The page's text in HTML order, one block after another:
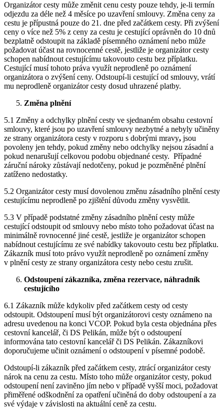
Organizátor cesty může změnit cenu cesty pouze tehdy, je-li termín
odjezdu za déle než 4 měsíce po uzavření smlouvy. Změna ceny za
cestu je přípustná pouze do 21. dne před začátkem cesty. Při zvýšení
ceny o více než 5% z ceny za cestu je cestující oprávněn do 10 dnů
bezplatně odstoupit na základě písemného oznámení nebo může
požadovat účast na rovnocenné cestě, jestliže je organizátor cesty
schopen nabídnout cestujícímu takovouto cestu bez příplatku.
Cestující musí tohoto práva využít neprodleně po oznámení
organizátora o zvýšení ceny. Odstoupí-li cestující od smlouvy, vrátí
mu neprodleně organizátor cesty dosud uhrazené platby.
Změna plnění
5.1 Změny a odchylky plnění cesty ve sjednaném obsahu cestovní
smlouvy, které jsou po uzavření smlouvy nezbytné a nebyly učiněny
ze strany organizátora cesty v rozporu s dobrými mravy, jsou
povoleny jen tehdy, pokud změny nebo odchylky nejsou zásadní a
pokud nenarušují celkovou podobu objednané cesty. Případné
záruční nároky zůstávají nedotčeny, pokud je pozměněné plnění
zatíženo nedostatky.
5.2 Organizátor cesty musí dovolenou změnu zásadního plnění cesty
cestujícímu neprodleně po zjištění důvodu změny vysvětlit.
5.3 V případě podstatné změny zásadního plnění cesty může
cestující odstoupit od smlouvy nebo místo toho požadovat účast na
minimálně rovnocenné jiné cestě, jestliže je organizátor schopen
nabídnout cestujícímu ze své nabídky takovouto cestu bez příplatku.
Zákazník musí toto právo využít neprodleně po oznámení změny
v plnění cesty ze strany organizátora cesty nebo cestu zrušit.
Odstoupení zákazníka, změna rezervace, náhradník
cestujícího
6.1 Zákazník může kdykoliv před začátkem cesty od cesty
odstoupit. Odstoupení musí být organizátorovi cesty oznámeno na
adresu uvedenou na konci VCOP. Pokud byla cesta objednána přes
cestovní kancelář, či DS Pelikán, může být o odstoupení
informována tato cestovní kancelář či DS Pelikán. Zákazníkovi
doporučujeme učinit oznámení o odstoupení v písemné podobě.
Odstoupí-li zákazník před začátkem cesty, ztrácí organizátor cesty
nárok na cenu za cestu. Místo toho může organizátor cesty, pokud
odstoupení není zaviněno jím nebo v případě vyšší moci, požadovat
přiměřené odškodnění za opatření učiněná do doby odstoupení a za
své výdaje v závislosti na aktuální ceně za cestu.